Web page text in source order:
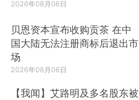
2026年08月06日
贝恩资本宣布收购贡茶 在中
国大陆无法注册商标后退出市
场
2026年08月06日
【我闻】艾路明及多名股东被